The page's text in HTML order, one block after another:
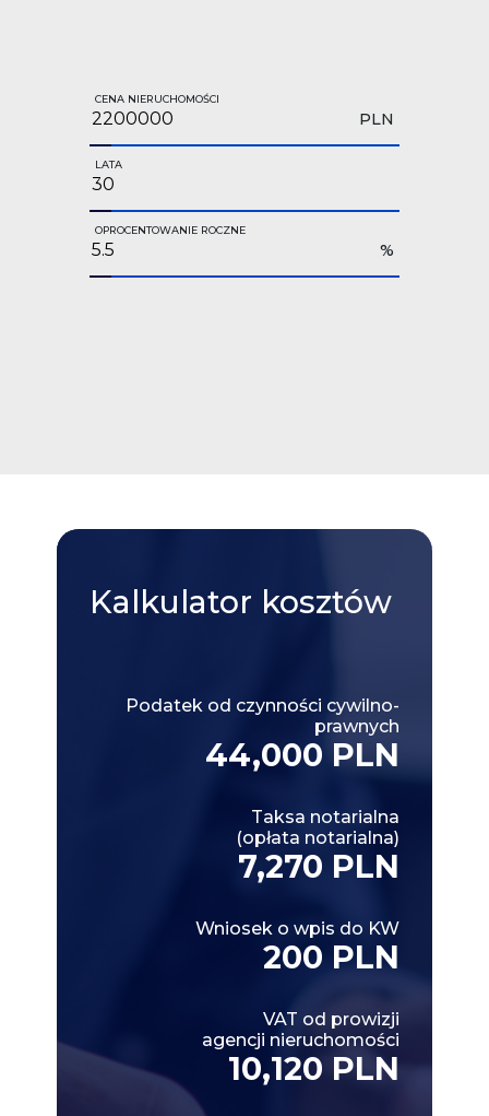
CENA NIERUCHOMOŚCI
PLN
LATA
OPROCENTOWANIE ROCZNE
%
Kalkulator kosztów
Podatek od czynności cywilno-
prawnych
44,000 PLN
Taksa notarialna
(opłata notarialna)
7,270 PLN
Wniosek o wpis do KW
200 PLN
VAT od prowizji
agencji nieruchomości
10,120 PLN